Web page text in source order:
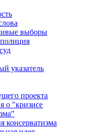
выборы
указатель
проекта
о "кризисе
консерватизма